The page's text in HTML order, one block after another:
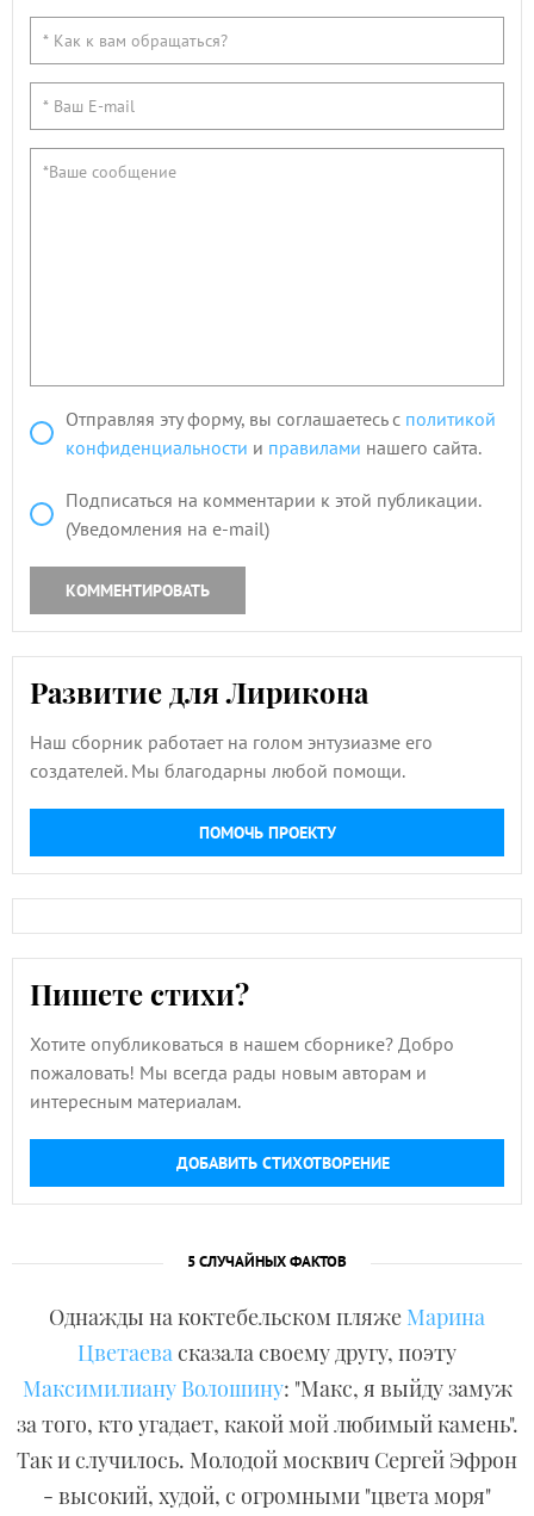
Отправляя эту форму, вы соглашаетесь с политикой
конфиденциальности и правилами нашего сайта.
Подписаться на комментарии к этой публикации.
(Уведомления на e-mail)
КОММЕНТИРОВАТЬ
Развитие для Лирикона
Наш сборник работает на голом энтузиазме его
создателей. Мы благодарны любой помощи.
ПОМОЧЬ ПРОЕКТУ
Пишете стихи?
Хотите опубликоваться в нашем сборнике? Добро
пожаловать! Мы всегда рады новым авторам и
интересным материалам.
ДОБАВИТЬ СТИХОТВОРЕНИЕ
5 СЛУЧАЙНЫХ ФАКТОВ
Однажды на коктебельском пляже Марина
Цветаевасказала своему другу, поэту
Максимилиану Волошину: "Макс, я выйду замуж
за того, кто угадает, какой мой любимый камень".
Так и случилось. Молодой москвич Сергей Эфрон
- высокий, худой, с огромными "цвета моря"